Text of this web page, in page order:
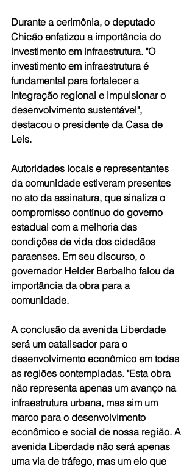
Durante a cerimônia, o deputado
Chicão enfatizou a importância do
investimento em infraestrutura. "O
investimento em infraestrutura é
fundamental para fortalecer a
integração regional e impulsionar o
desenvolvimento sustentável",
destacou o presidente da Casa de
Leis.
Autoridades locais e representantes
da comunidade estiveram presentes
no ato da assinatura, que sinaliza o
compromisso contínuo do governo
estadual com a melhoria das
condições de vida dos cidadãos
paraenses. Em seu discurso, o
governador Helder Barbalho falou da
importância da obra para a
comunidade.
A conclusão da avenida Liberdade
será um catalisador para o
desenvolvimento econômico em todas
as regiões contempladas. "Esta obra
não representa apenas um avanço na
infraestrutura urbana, mas sim um
marco para o desenvolvimento
econômico e social de nossa região. A
avenida Liberdade não será apenas
uma via de tráfego, mas um elo que